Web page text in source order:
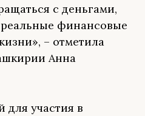
с деньгами,
финансовые
– отметила
Анна
участия в